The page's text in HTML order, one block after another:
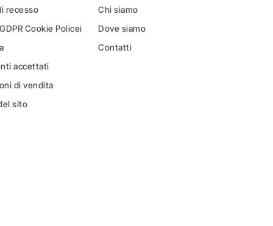
recesso
Cookie Policei
accettati
di vendita
sito
Chi siamo
Dove siamo
Contatti